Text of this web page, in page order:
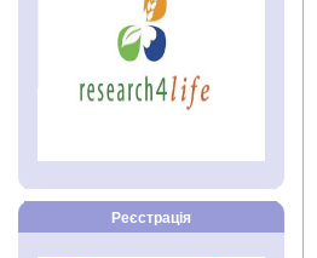
Реєстрація